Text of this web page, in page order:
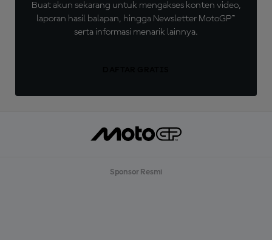
Buat akun sekarang untuk mengakses konten video,
laporan hasil balapan, hingga Newsletter MotoGP™
serta informasi menarik lainnya.
Sponsor Resmi